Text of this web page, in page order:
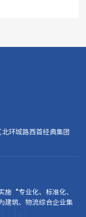
环城路西首经典集团
施“专业化、标准化、
建筑、物流综合企业集